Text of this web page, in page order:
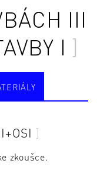
III
I
zkoušce.